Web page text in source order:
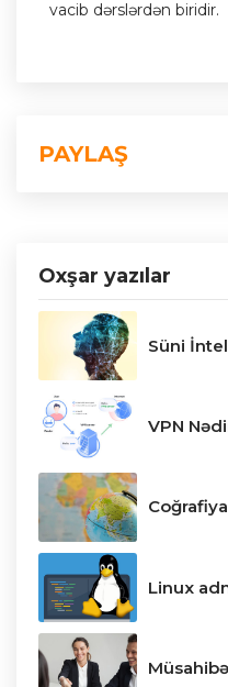
vacib dərslərdən biridir.
PAYLAŞ
Oxşar yazılar
Süni
VPN
Linux